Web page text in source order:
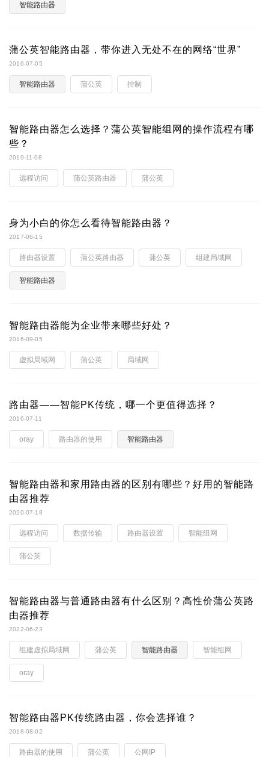
智能路由器
蒲公英智能路由器，带你进入无处不在的网络“世界”
2016-07-05
智能路由器 蒲公英 控制
智能路由器怎么选择？蒲公英智能组网的操作流程有哪
些？
2019-11-08
远程访问 蒲公英路由器 蒲公英
身为小白的你怎么看待智能路由器？
2017-06-15
路由器设置 蒲公英路由器 蒲公英 组建局域网
智能路由器
智能路由器能为企业带来哪些好处？
2016-09-05
虚拟局域网 蒲公英 局域网
路由器——智能PK传统，哪一个更值得选择？
2016-07-11
oray 路由器的使用 智能路由器
智能路由器和家用路由器的区别有哪些？好用的智能路
由器推荐
2020-07-18
远程访问 数据传输 路由器设置 智能组网
蒲公英
智能路由器与普通路由器有什么区别？高性价蒲公英路
由器推荐
2022-06-23
组建虚拟局域网 蒲公英 智能路由器 智能组网
oray
智能路由器PK传统路由器，你会选择谁？
2018-08-02
路由器的使用 蒲公英 公网IP